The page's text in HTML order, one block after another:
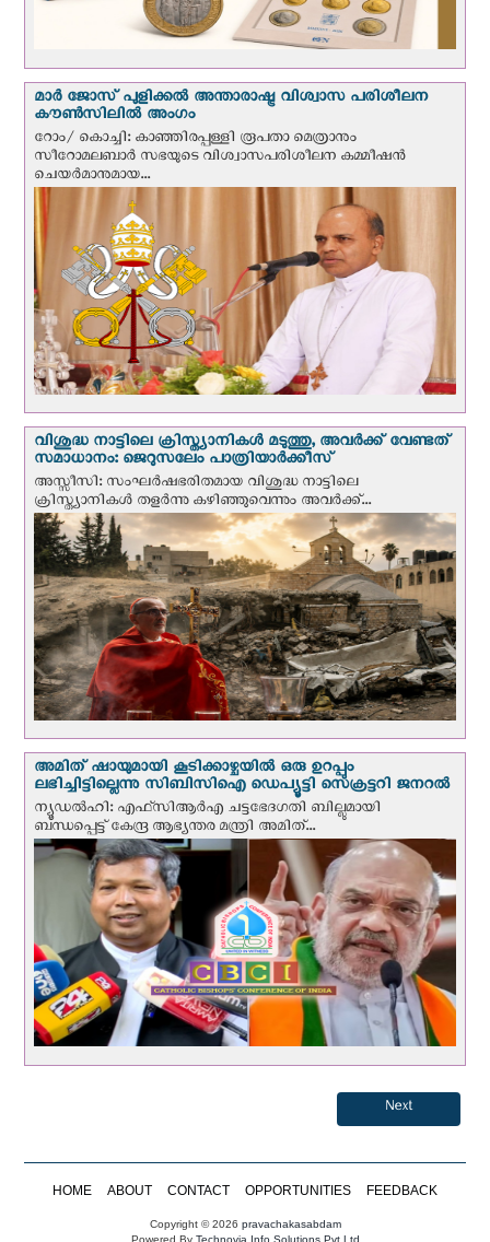
മാർ ജോസ് പുളിക്കൽ അന്താരാഷ്ട്ര വിശ്വാസ പരിശീലന
കൗൺസിലിൽ അംഗം
റോം/ കൊച്ചി: കാഞ്ഞിരപ്പള്ളി രൂപതാ മെത്രാനും
സീറോമലബാർ സഭയുടെ വിശ്വാസപരിശീലന കമ്മീഷൻ
ചെയർമാനുമായ...
വിശുദ്ധ നാട്ടിലെ ക്രിസ്ത്യാനികൾ മടുത്തു, അവർക്ക് വേണ്ടത്
സമാധാനം: ജെറുസലേം പാത്രിയാര്‍ക്കീസ്
അസ്സീസി: സംഘര്‍ഷഭരിതമായ വിശുദ്ധ നാട്ടിലെ
ക്രിസ്ത്യാനികൾ തളര്‍ന്നു കഴിഞ്ഞുവെന്നും അവർക്ക്...
അമിത് ഷായുമായി കൂടിക്കാഴ്ചയില്‍ ഒരു ഉറപ്പും
ലഭിച്ചിട്ടില്ലെന്നു സിബിസിഐ ഡെപ്യൂട്ടി സെക്രട്ടറി ജനറല്‍
ന്യൂഡല്‍ഹി: എഫ്‌സിആര്‍എ ചട്ടഭേദഗതി ബില്ലുമായി
ബന്ധപ്പെട്ട് കേന്ദ്ര ആഭ്യന്തര മന്ത്രി അമിത്...
Next
HOME ABOUT CONTACT OPPORTUNITIES FEEDBACK
Copyright © 2026 pravachakasabdam
Powered ByTechnovia Info Solutions Pvt Ltd